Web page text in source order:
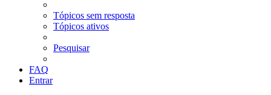
Tópicos sem resposta
Tópicos ativos
Pesquisar
FAQ
Entrar